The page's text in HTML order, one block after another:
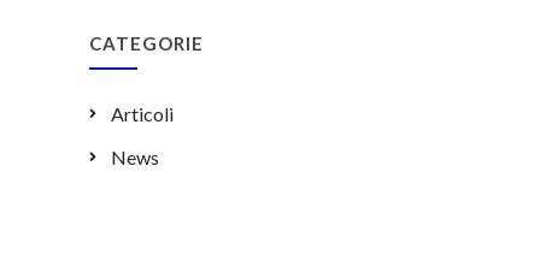
CATEGORIE
Articoli
News